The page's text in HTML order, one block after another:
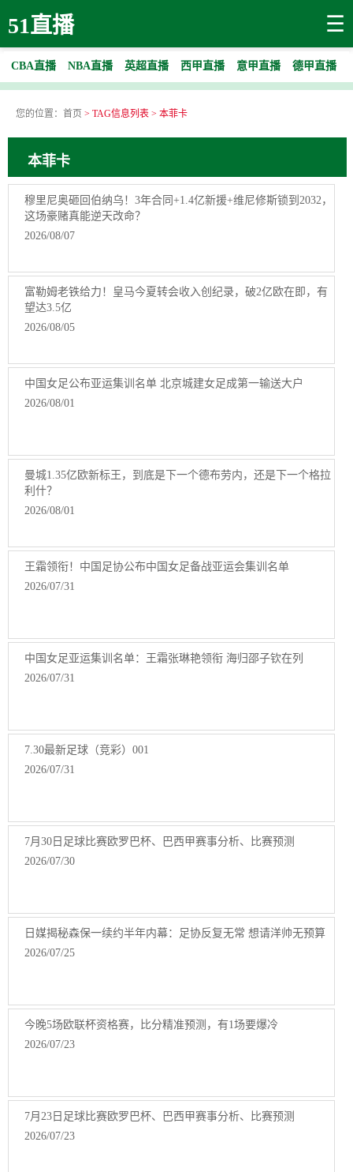
51直播 ☰
CBA直播 NBA直播 英超直播 西甲直播 意甲直播 德甲直播
您的位置： 首页 > TAG信息列表 > 本菲卡
本菲卡
穆里尼奥砸回伯纳乌！3年合同+1.4亿新援+维尼修斯锁到2032，
这场豪赌真能逆天改命？
2026/08/07
富勒姆老铁给力！皇马今夏转会收入创纪录，破2亿欧在即，有
望达3.5亿
2026/08/05
中国女足公布亚运集训名单 北京城建女足成第一输送大户
2026/08/01
曼城1.35亿欧新标王，到底是下一个德布劳内，还是下一个格拉
利什？
2026/08/01
王霜领衔！中国足协公布中国女足备战亚运会集训名单
2026/07/31
中国女足亚运集训名单：王霜张琳艳领衔 海归邵子钦在列
2026/07/31
7.30最新足球（竞彩）001
2026/07/31
7月30日足球比赛欧罗巴杯、巴西甲赛事分析、比赛预测
2026/07/30
日媒揭秘森保一续约半年内幕：足协反复无常 想请洋帅无预算
2026/07/25
今晚5场欧联杯资格赛，比分精准预测，有1场要爆冷
2026/07/23
7月23日足球比赛欧罗巴杯、巴西甲赛事分析、比赛预测
2026/07/23